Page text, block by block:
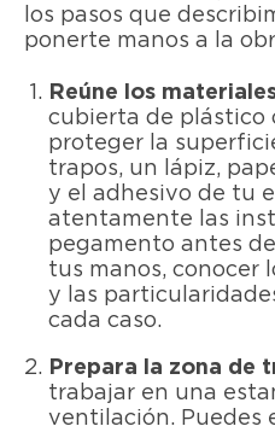
los pasos que
ponerte manos a la
Reúne los
cubierta de plástico
proteger la
trapos, un lápiz,
y el adhesivo de tu
atentamente las
pegamento antes
tus manos, conocer
y las
cada caso.
Prepara la zona de
trabajar en una
ventilación. Puedes